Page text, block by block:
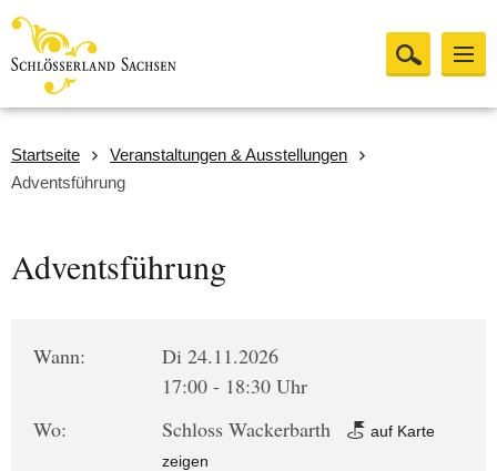
Startseite
Veranstaltungen & Ausstellungen
Adventsführung
Adventsführung
Wann:
Di 24.11.2026
17:00 - 18:30 Uhr
Wo:
Schloss Wackerbarth
auf Karte
zeigen